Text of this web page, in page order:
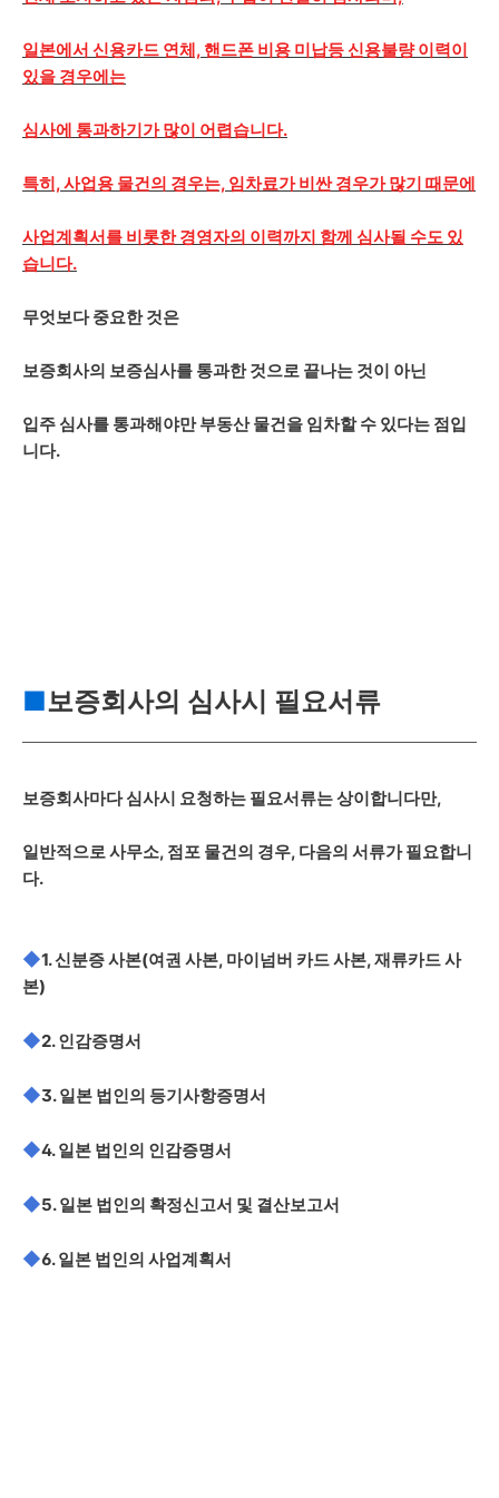
일본에서 신용카드 연체, 핸드폰 비용 미납등 신용불량 이력이
있을 경우에는
심사에 통과하기가 많이 어렵습니다.
특히, 사업용 물건의 경우는, 임차료가 비싼 경우가 많기 때문에
사업계획서를 비롯한 경영자의 이력까지 함께 심사될 수도 있
습니다.
무엇보다 중요한 것은
보증회사의 보증심사를 통과한 것으로 끝나는 것이 아닌
입주 심사를 통과해야만 부동산 물건을 임차할 수 있다는 점입
니다.
■보증회사의 심사시 필요서류
보증회사마다 심사시 요청하는 필요서류는 상이합니다만,
일반적으로 사무소, 점포 물건의 경우, 다음의 서류가 필요합니
다.
◆1. 신분증 사본(여권 사본, 마이넘버 카드 사본, 재류카드 사
본)
◆2. 인감증명서
◆3. 일본 법인의 등기사항증명서
◆4. 일본 법인의 인감증명서
◆5. 일본 법인의 확정신고서 및 결산보고서
◆6. 일본 법인의 사업계획서